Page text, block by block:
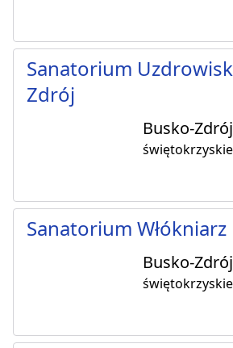
Sanatorium
Zdrój
Busko-Zdrój
świętokrzyskie
Sanatorium Włókniarz
Busko-Zdrój
świętokrzyskie